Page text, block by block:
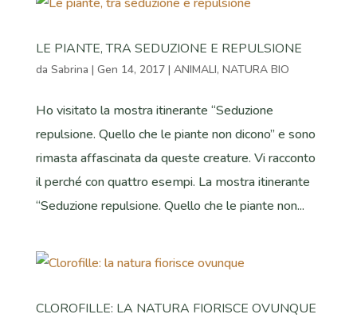
LE PIANTE, TRA SEDUZIONE E REPULSIONE
da Sabrina | Gen 14, 2017| ANIMALI, NATURA BIO
Ho visitato la mostra itinerante “Seduzione
repulsione. Quello che le piante non dicono” e sono
rimasta affascinata da queste creature. Vi racconto
il perché con quattro esempi. La mostra itinerante
“Seduzione repulsione. Quello che le piante non...
CLOROFILLE: LA NATURA FIORISCE OVUNQUE